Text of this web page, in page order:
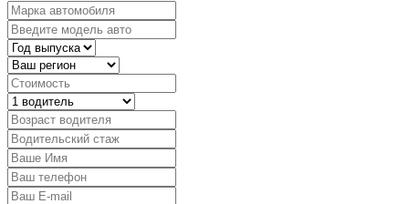
Марка
автомобиля
Введите
модель
авто
Год
выпуска
Регион
Стоимость,
руб.
Водитель
Возраст
водителя
Водительский
стаж
Ваше
Имя
Ваш
телефон
Ваш